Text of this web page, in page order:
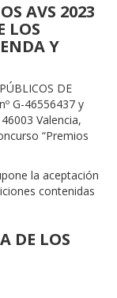
AVS 2023
LOS
Y
DE
G-46556437 y
Valencia,
“Premios
la aceptación
contenidas
DE LOS